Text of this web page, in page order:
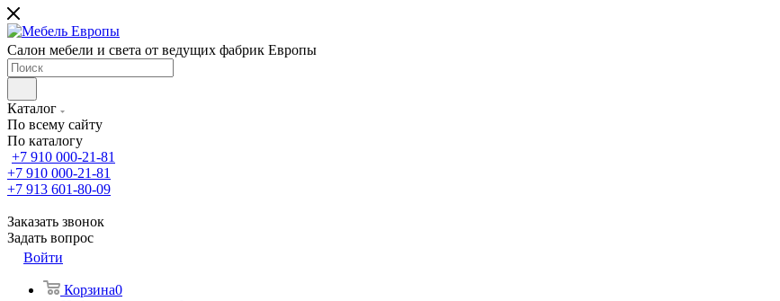
Салон мебели и света от ведущих фабрик Европы
Каталог
По всему сайту
По каталогу
+7 910 000-21-81
+7 910 000-21-81
+7 913 601-80-09
Заказать звонок
Задать вопрос
Войти
Корзина0